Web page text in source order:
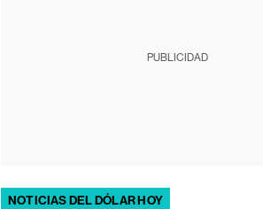
PUBLICIDAD
NOTICIAS DEL DÓLAR HOY